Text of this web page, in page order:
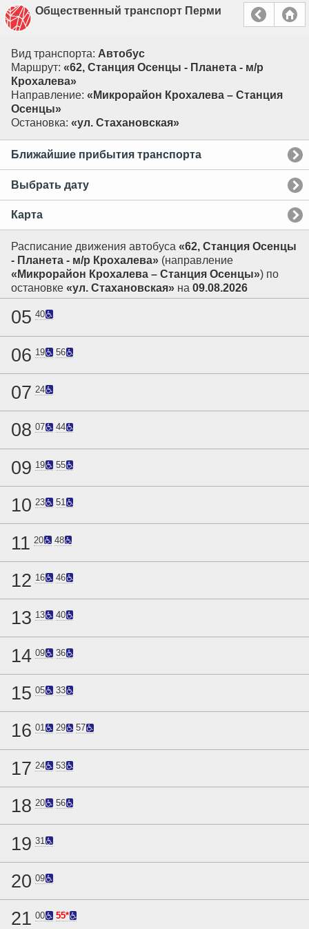
Общественный транспорт Перми
Вид транспорта: Автобус
Маршрут: «62, Станция Осенцы - Планета - м/р
Крохалева»
Направление: «Микрорайон Крохалева – Станция
Осенцы»
Остановка: «ул. Стахановская»
Ближайшие прибытия транспорта
Выбрать дату
Карта
Расписание движения автобуса «62, Станция Осенцы
- Планета - м/р Крохалева» (направление
«Микрорайон Крохалева – Станция Осенцы») по
остановке «ул. Стахановская» на 09.08.2026
05 40
06 19 56
07 24
08 07 44
09 19 55
10 23 51
11 20 48
12 16 46
13 13 40
14 09 36
15 05 33
16 01 29 57
17 24 53
18 20 56
19 31
20 09
21 00 55*